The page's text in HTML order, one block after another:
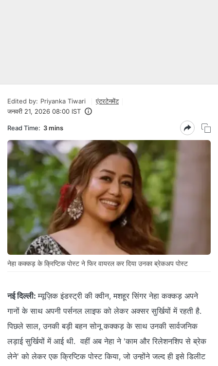
Edited by: Priyanka Tiwari
एंटरटेनमेंट
जनवरी 21, 2026 08:00 IST
Read Time: 3 mins
नेहा कक्कड़ के क्रिप्टिक पोस्ट ने फिर वायरल कर दिया उनका ब्रेकअप पोस्ट
नई दिल्ली: म्यूज़िक इंडस्ट्री की क्वीन, मशहूर सिंगर नेहा कक्कड़ अपने
गानों के साथ अपनी पर्सनल लाइफ को लेकर अक्सर सुर्खियों में रहती है.
पिछले साल, उनकी बड़ी बहन सोनू कक्कड़ के साथ उनकी सार्वजनिक
लड़ाई सुर्खियों में आई थी. वहीं अब नेहा ने 'काम और रिलेशनशिप से ब्रेक
लेने' को लेकर एक क्रिप्टिक पोस्ट किया, जो उन्होंने जल्द ही इसे डिलीट